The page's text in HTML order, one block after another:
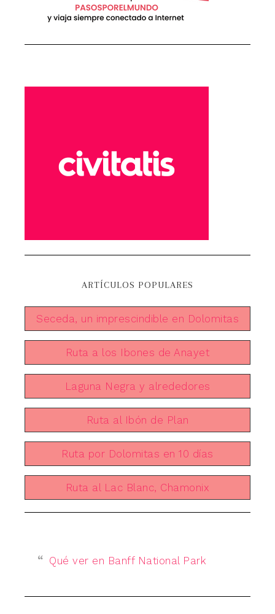
ARTÍCULOS POPULARES
Seceda, un imprescindible en Dolomitas
Ruta a los Ibones de Anayet
Laguna Negra y alrededores
Ruta al Ibón de Plan
Ruta por Dolomitas en 10 días
Ruta al Lac Blanc, Chamonix
Qué ver en Banff National Park